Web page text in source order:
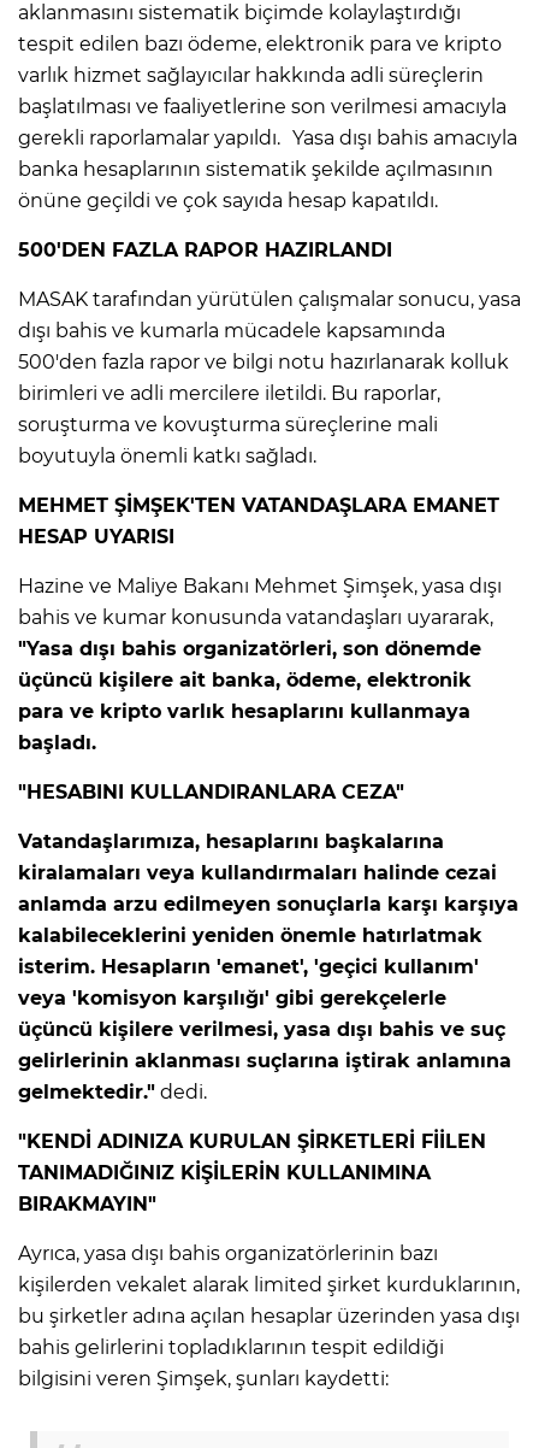
aklanmasını sistematik biçimde kolaylaştırdığı
tespit edilen bazı ödeme, elektronik para ve kripto
varlık hizmet sağlayıcılar hakkında adli süreçlerin
başlatılması ve faaliyetlerine son verilmesi amacıyla
gerekli raporlamalar yapıldı. Yasa dışı bahis amacıyla
banka hesaplarının sistematik şekilde açılmasının
önüne geçildi ve çok sayıda hesap kapatıldı.
500'DEN FAZLA RAPOR HAZIRLANDI
MASAK tarafından yürütülen çalışmalar sonucu, yasa
dışı bahis ve kumarla mücadele kapsamında
500'den fazla rapor ve bilgi notu hazırlanarak kolluk
birimleri ve adli mercilere iletildi. Bu raporlar,
soruşturma ve kovuşturma süreçlerine mali
boyutuyla önemli katkı sağladı.
MEHMET ŞİMŞEK'TEN VATANDAŞLARA EMANET
HESAP UYARISI
Hazine ve Maliye Bakanı Mehmet Şimşek, yasa dışı
bahis ve kumar konusunda vatandaşları uyararak,
"Yasa dışı bahis organizatörleri, son dönemde
üçüncü kişilere ait banka, ödeme, elektronik
para ve kripto varlık hesaplarını kullanmaya
başladı.
"HESABINI KULLANDIRANLARA CEZA"
Vatandaşlarımıza, hesaplarını başkalarına
kiralamaları veya kullandırmaları halinde cezai
anlamda arzu edilmeyen sonuçlarla karşı karşıya
kalabileceklerini yeniden önemle hatırlatmak
isterim. Hesapların 'emanet', 'geçici kullanım'
veya 'komisyon karşılığı' gibi gerekçelerle
üçüncü kişilere verilmesi, yasa dışı bahis ve suç
gelirlerinin aklanması suçlarına iştirak anlamına
gelmektedir." dedi.
"KENDİ ADINIZA KURULAN ŞİRKETLERİ FİİLEN
TANIMADIĞINIZ KİŞİLERİN KULLANIMINA
BIRAKMAYIN"
Ayrıca, yasa dışı bahis organizatörlerinin bazı
kişilerden vekalet alarak limited şirket kurduklarının,
bu şirketler adına açılan hesaplar üzerinden yasa dışı
bahis gelirlerini topladıklarının tespit edildiği
bilgisini veren Şimşek, şunları kaydetti: